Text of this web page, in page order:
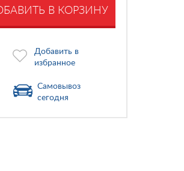
В КОРЗИНУ
Добавить в
избранное
Самовывоз
сегодня